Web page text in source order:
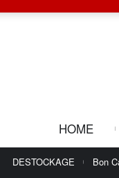
HOME
DESTOCKAGE Bon